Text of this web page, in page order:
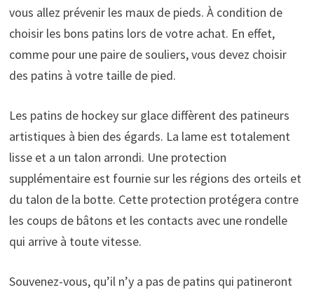
vous allez prévenir les maux de pieds. À condition de
choisir les bons patins lors de votre achat. En effet,
comme pour une paire de souliers, vous devez choisir
des patins à votre taille de pied.
Les patins de hockey sur glace diffèrent des patineurs
artistiques à bien des égards. La lame est totalement
lisse et a un talon arrondi. Une protection
supplémentaire est fournie sur les régions des orteils et
du talon de la botte. Cette protection protégera contre
les coups de bâtons et les contacts avec une rondelle
qui arrive à toute vitesse.
Souvenez-vous, qu’il n’y a pas de patins qui patineront